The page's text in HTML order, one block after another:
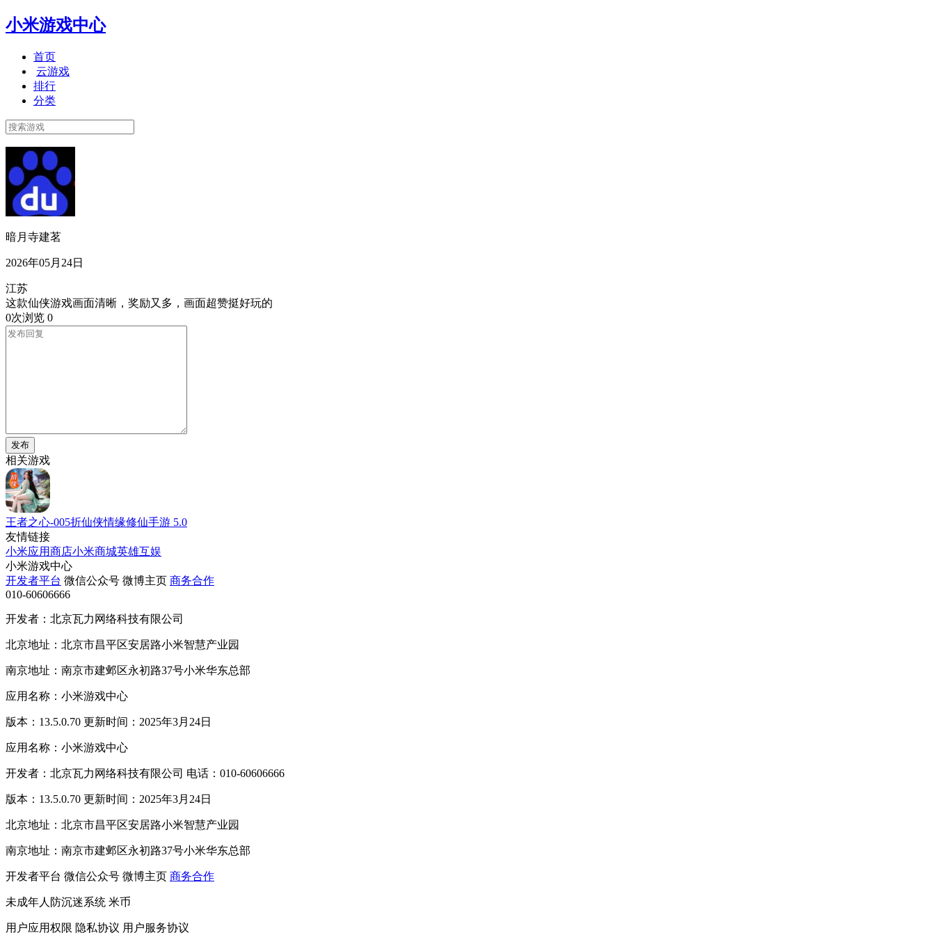
小米游戏中心
首页
云游戏
排行
分类
暗月寺建茗
2026年05月24日
江苏
这款仙侠游戏画面清晰，奖励又多，画面超赞挺好玩的
0次浏览 0
发布
相关游戏
王者之心-005折仙侠情缘修仙手游 5.0
友情链接
小米应用商店小米商城英雄互娱
小米游戏中心
开发者平台 微信公众号 微博主页 商务合作
010-60606666
开发者：北京瓦力网络科技有限公司
北京地址：北京市昌平区安居路小米智慧产业园
南京地址：南京市建邺区永初路37号小米华东总部
应用名称：小米游戏中心
版本：13.5.0.70 更新时间：2025年3月24日
应用名称：小米游戏中心
开发者：北京瓦力网络科技有限公司 电话：010-60606666
版本：13.5.0.70 更新时间：2025年3月24日
北京地址：北京市昌平区安居路小米智慧产业园
南京地址：南京市建邺区永初路37号小米华东总部
开发者平台 微信公众号 微博主页 商务合作
未成年人防沉迷系统 米币
用户应用权限 隐私协议 用户服务协议